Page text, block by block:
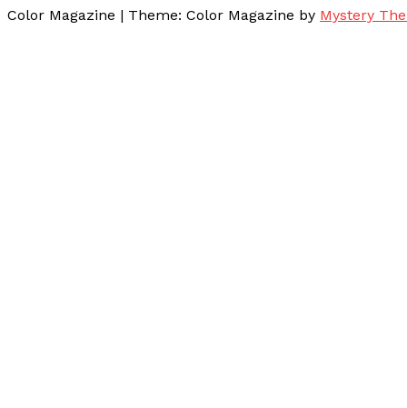
Color Magazine | Theme: Color Magazine by Mystery